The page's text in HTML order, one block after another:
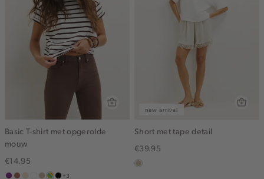
Basic T-shirt met opgerolde
mouw
€14.95
+3
new arrival
Short met tape detail
€39.95
lichtzand